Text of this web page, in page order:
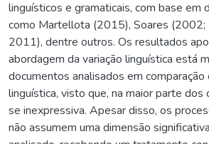
linguísticos e gramaticais, com base em
como Martellota (2015), Soares
2011), dentre outros. Os resultados
abordagem da variação linguística está
documentos analisados em comparação
linguística, visto que, na maior parte
se inexpressiva. Apesar disso, os
não assumem uma dimensão